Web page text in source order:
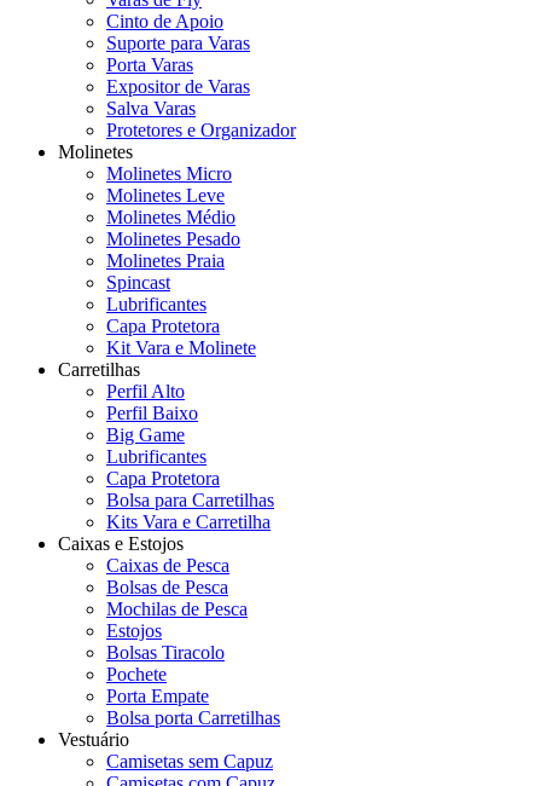
Cinto de Apoio
Suporte para Varas
Porta Varas
Expositor de Varas
Salva Varas
Protetores e Organizador
Molinetes
Molinetes Micro
Molinetes Leve
Molinetes Médio
Molinetes Pesado
Molinetes Praia
Spincast
Lubrificantes
Capa Protetora
Kit Vara e Molinete
Carretilhas
Perfil Alto
Perfil Baixo
Big Game
Lubrificantes
Capa Protetora
Bolsa para Carretilhas
Kits Vara e Carretilha
Caixas e Estojos
Caixas de Pesca
Bolsas de Pesca
Mochilas de Pesca
Estojos
Bolsas Tiracolo
Pochete
Porta Empate
Bolsa porta Carretilhas
Vestuário
Camisetas sem Capuz